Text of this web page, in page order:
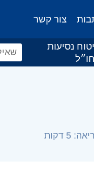
צור קשר
נסיעות
5 דקות